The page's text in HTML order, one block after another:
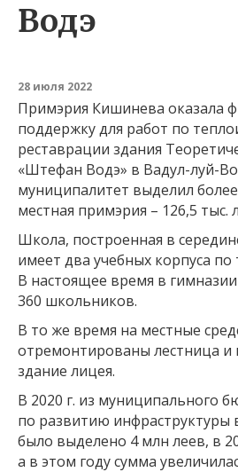
Водэ
28 июля 2022
Примэрия Кишинева оказала
поддержку для работ по
реставрации здания
«Штефан Водэ» в Вадул-луй-
муниципалитет выделил
местная примэрия – 126,5 тыс.
Школа, построенная в
имеет два учебных корпуса
В настоящее время в гимназии
360 школьников.
В то же время на местные
отремонтированы лестница и
здание лицея.
В 2020 г. из муниципального
по развитию инфраструктуры
было выделено 4 млн леев, в
а в этом году сумма